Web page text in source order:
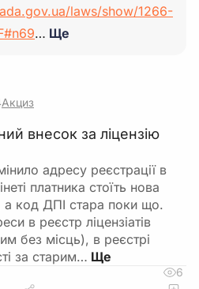
laws/show/1266-
… Ще
Акциз
внесок за ліцензію
адресу реєстрації в
платника стоїть нова
а код ДПІ стара поки що.
в реєстр ліцензіатів
без місць), в реєстрі
за старим…
6